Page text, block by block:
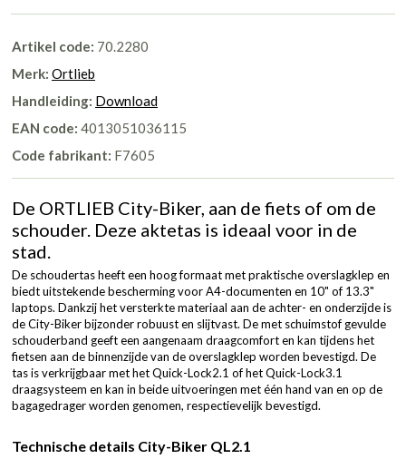
Artikel code: 70.2280
Merk: Ortlieb
Handleiding: Download
EAN code: 4013051036115
Code fabrikant: F7605
De ORTLIEB City-Biker, aan de fiets of om de
schouder. Deze aktetas is ideaal voor in de
stad.
De schoudertas heeft een hoog formaat met praktische overslagklep en
biedt uitstekende bescherming voor A4-documenten en 10" of 13.3"
laptops. Dankzij het versterkte materiaal aan de achter- en onderzijde is
de City-Biker bijzonder robuust en slijtvast. De met schuimstof gevulde
schouderband geeft een aangenaam draagcomfort en kan tijdens het
fietsen aan de binnenzijde van de overslagklep worden bevestigd. De
tas is verkrijgbaar met het Quick-Lock2.1 of het Quick-Lock3.1
draagsysteem en kan in beide uitvoeringen met één hand van en op de
bagagedrager worden genomen, respectievelijk bevestigd.
Technische details City-Biker QL2.1